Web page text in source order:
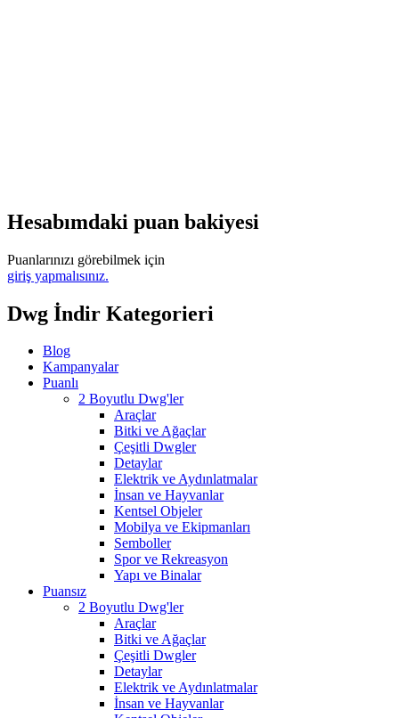
Hesabımdaki puan bakiyesi
Puanlarınızı görebilmek için
giriş yapmalısınız.
Dwg İndir Kategorieri
Blog
Kampanyalar
Puanlı
2 Boyutlu Dwg'ler
Araçlar
Bitki ve Ağaçlar
Çeşitli Dwgler
Detaylar
Elektrik ve Aydınlatmalar
İnsan ve Hayvanlar
Kentsel Objeler
Mobilya ve Ekipmanları
Semboller
Spor ve Rekreasyon
Yapı ve Binalar
Puansız
2 Boyutlu Dwg'ler
Araçlar
Bitki ve Ağaçlar
Çeşitli Dwgler
Detaylar
Elektrik ve Aydınlatmalar
İnsan ve Hayvanlar